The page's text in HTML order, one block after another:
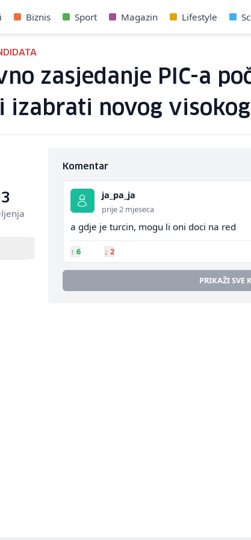
Biznis Sport Magazin Lifestyle
zasjedanje PIC-a
izabrati novog
3
Komentar
ja_pa_ja
prije 2 mjeseca
a gdje je turcin, mogu li oni doci na red
↑ 6 ↓ 2
PRIKAŽI SVE